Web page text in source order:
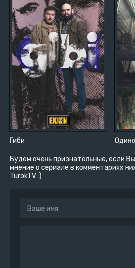
Гиби
Будем очень признательные, если
мнение о сериале в комментариях
TurokTV :)